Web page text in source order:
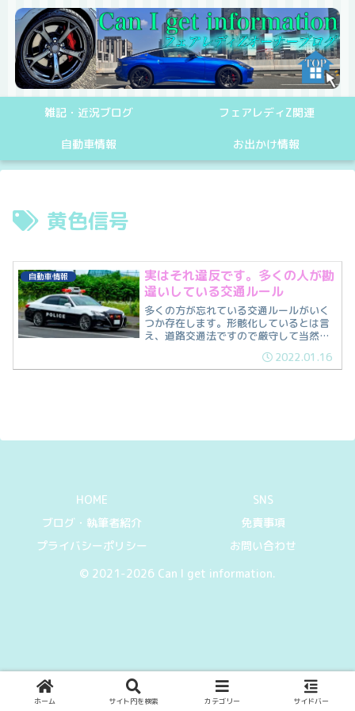
雑記・近況ブログ フェアレディZ関連
自動車情報 お出かけ情報
黄色信号
自動車情報
実はそれ違反です。多くの人が勘
違いしている交通ルール
多くの方が忘れている交通ルールがいく
つか存在します。形骸化しているとは言
え、道路交通法ですので厳守して当然で
2022.01.16
HOME
SNS
ブログ・執筆者紹介
免責事項
プライバシーポリシー
お問い合わせ
© 2021-2026 Can I get information.
ホーム サイト内を検索 カテゴリー サイドバー